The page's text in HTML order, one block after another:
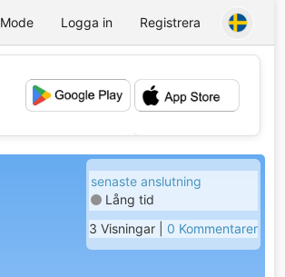
Mode Logga in Registrera
💕
senaste anslutning
Lång tid
3 Visningar | 0 Kommentarer